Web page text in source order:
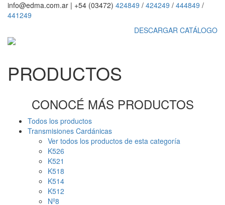
info@edma.com.ar | +54 (03472) 424849 / 424249 / 444849 /
441249
DESCARGAR CATÁLOGO
PRODUCTOS
CONOCÉ MÁS PRODUCTOS
Todos los productos
Transmisiones Cardánicas
Ver todos los productos de esta categoría
K526
K521
K518
K514
K512
Nº8